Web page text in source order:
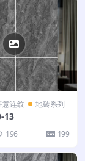
意连纹 地砖系列
13
196 199